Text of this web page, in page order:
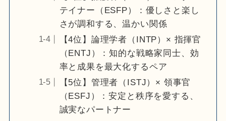
テイナー（ESFP）：優しさと楽し
さが調和する、温かい関係
【4位】論理学者（INTP）× 指揮官
（ENTJ）：知的な戦略家同士、効
率と成果を最大化するペア
【5位】管理者（ISTJ）× 領事官
（ESFJ）：安定と秩序を愛する、
誠実なパートナー